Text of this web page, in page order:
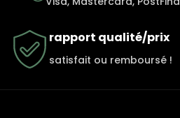
rapport qualité/prix
satisfait ou remboursé !